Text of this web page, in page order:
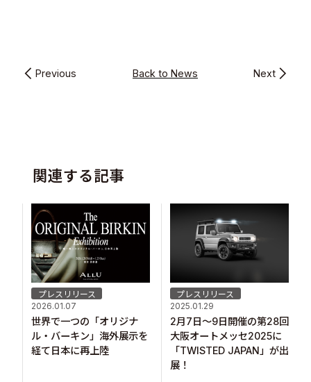
Previous Back to News Next
関連する記事
プレスリリース
2026.01.07
世界で一つの「オリジナ
ル・バーキン」海外展示を
経て日本に再上陸
プレスリリース
2025.01.29
2月7日～9日開催の第28回
大阪オートメッセ2025に
「TWISTED JAPAN」が出
展！